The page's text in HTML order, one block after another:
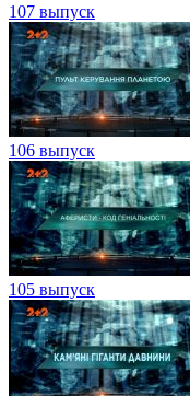
107 выпуск
106 выпуск
105 выпуск